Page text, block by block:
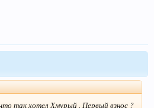
так хотел Хмурый . Первый взнос ?